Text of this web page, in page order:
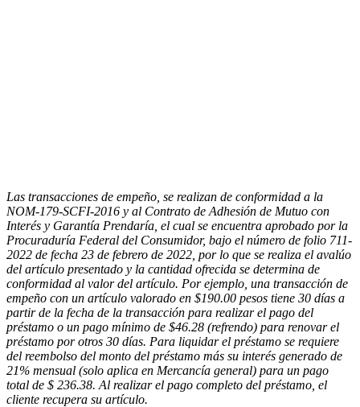
Las transacciones de empeño, se realizan de conformidad a la
NOM-179-SCFI-2016 y al Contrato de Adhesión de Mutuo con
Interés y Garantía Prendaría, el cual se encuentra aprobado por la
Procuraduría Federal del Consumidor, bajo el número de folio 711-
2022 de fecha 23 de febrero de 2022, por lo que se realiza el avalúo
del artículo presentado y la cantidad ofrecida se determina de
conformidad al valor del artículo. Por ejemplo, una transacción de
empeño con un artículo valorado en $190.00 pesos tiene 30 días a
partir de la fecha de la transacción para realizar el pago del
préstamo o un pago mínimo de $46.28 (refrendo) para renovar el
préstamo por otros 30 días. Para liquidar el préstamo se requiere
del reembolso del monto del préstamo más su interés generado de
21% mensual (solo aplica en Mercancía general) para un pago
total de $ 236.38. Al realizar el pago completo del préstamo, el
cliente recupera su artículo.